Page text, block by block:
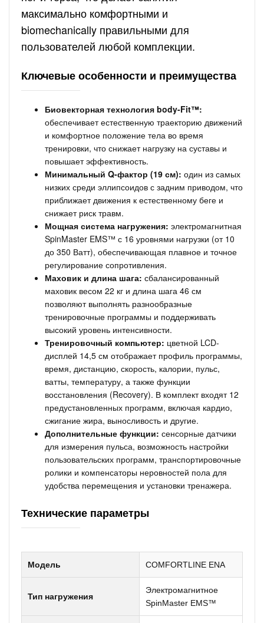
максимально комфортными и
biomechanically правильными для
пользователей любой комплекции.
Ключевые особенности и преимущества
Биовекторная технология body-Fit™:
обеспечивает естественную траекторию движений
и комфортное положение тела во время
тренировки, что снижает нагрузку на суставы и
повышает эффективность.
Минимальный Q-фактор (19 см): один из самых
низких среди эллипсоидов с задним приводом, что
приближает движения к естественному беге и
снижает риск травм.
Мощная система нагружения: электромагнитная
SpinMaster EMS™ с 16 уровнями нагрузки (от 10
до 350 Ватт), обеспечивающая плавное и точное
регулирование сопротивления.
Маховик и длина шага: сбалансированный
маховик весом 22 кг и длина шага 46 см
позволяют выполнять разнообразные
тренировочные программы и поддерживать
высокий уровень интенсивности.
Тренировочный компьютер: цветной LCD-
дисплей 14,5 см отображает профиль программы,
время, дистанцию, скорость, калории, пульс,
ватты, температуру, а также функции
восстановления (Recovery). В комплект входят 12
предустановленных программ, включая кардио,
сжигание жира, выносливость и другие.
Дополнительные функции: сенсорные датчики
для измерения пульса, возможность настройки
пользовательских программ, транспортировочные
ролики и компенсаторы неровностей пола для
удобства перемещения и установки тренажера.
Технические параметры
Модель COMFORTLINE ENA
Тип нагружения
Электромагнитное
SpinMaster EMS™